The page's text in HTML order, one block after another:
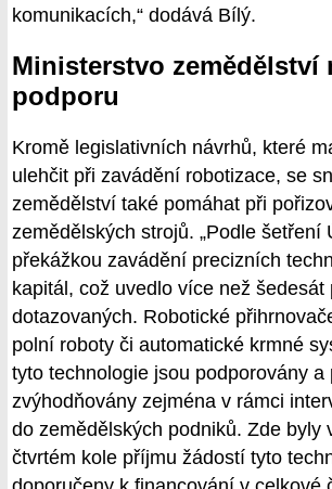
komunikacích,“ dodává Bílý.
Ministerstvo zemědělství
podporu
Kromě legislativních návrhů, které
ulehčit při zavádění robotizace, se
zemědělství také pomáhat při
zemědělských strojů. „Podle šetření
překážkou zavádění precizních
kapitál, což uvedlo více než šedesát
dotazovaných. Robotické
polní roboty či automatické krmné
tyto technologie jsou podporovány a
zvýhodňovány zejména v rámci
do zemědělských podniků. Zde byly
čtvrtém kole příjmu žádostí tyto